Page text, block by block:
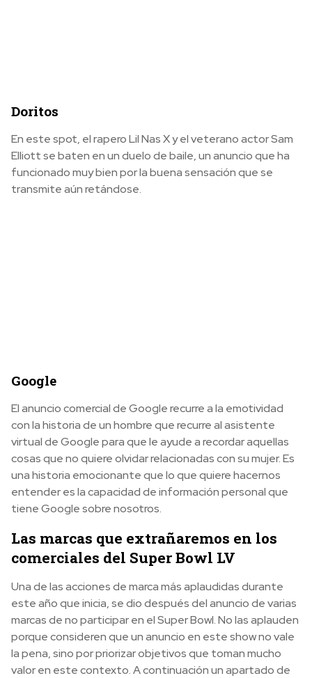
Doritos
En este spot, el rapero Lil Nas X y el veterano actor Sam
Elliott se baten en un duelo de baile, un anuncio que ha
funcionado muy bien por la buena sensación que se
transmite aún retándose.
Google
El anuncio comercial de Google recurre a la emotividad
con la historia de un hombre que recurre al asistente
virtual de Google para que le ayude a recordar aquellas
cosas que no quiere olvidar relacionadas con su mujer. Es
una historia emocionante que lo que quiere hacernos
entender es la capacidad de información personal que
tiene Google sobre nosotros.
Las marcas que extrañaremos en los
comerciales del Super Bowl LV
Una de las acciones de marca más aplaudidas durante
este año que inicia, se dio después del anuncio de varias
marcas de no participar en el Super Bowl. No las aplauden
porque consideren que un anuncio en este show no vale
la pena, sino por priorizar objetivos que toman mucho
valor en este contexto. A continuación un apartado de